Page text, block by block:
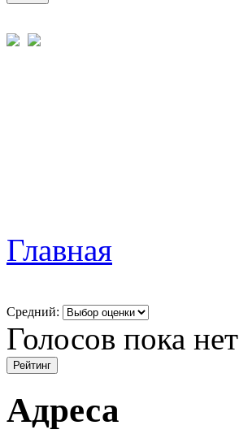
Главная
Средний:
Голосов пока нет
Адреса